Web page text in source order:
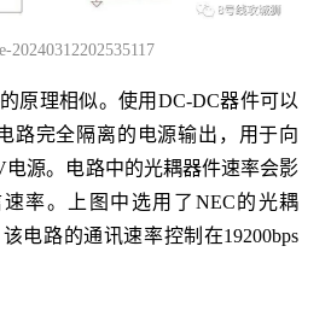
20240312202535117
原理相似。使用DC-DC器件可以
路完全隔离的电源输出，用于向
电源。电路中的光耦器件速率会影
速率。上图中选用了NEC的光耦
电路的通讯速率控制在19200bps